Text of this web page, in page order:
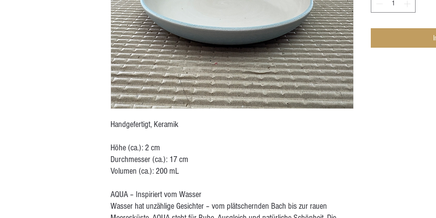
Handgefertigt, Keramik
Höhe (ca.): 2 cm
Durchmesser (ca.): 17 cm
Volumen (ca.): 200 mL
AQUA – Inspiriert vom Wasser
Wasser hat unzählige Gesichter – vom plätschernden Bach bis zur rauen